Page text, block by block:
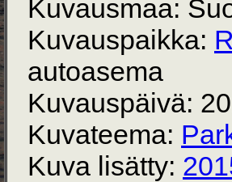
Kuvausmaa:
Kuvauspaikka:
autoasema
Kuvauspäivä:
Kuvateema:
Kuva lisätty: